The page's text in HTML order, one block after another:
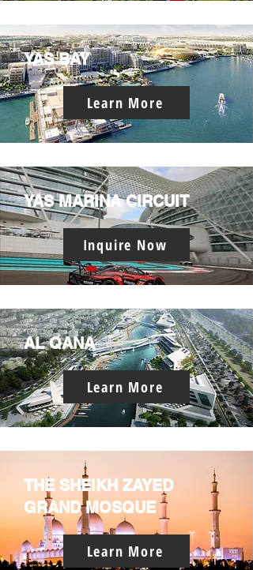
YAS BAY
Learn More
YAS MARINA CIRCUIT
Inquire Now
AL QANA
Learn More
THE SHEIKH ZAYED
GRAND MOSQUE
Learn More